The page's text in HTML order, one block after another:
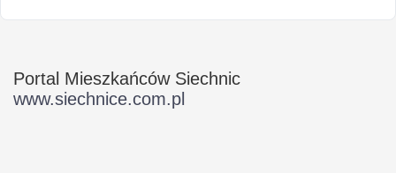
Portal Mieszkańców Siechnic
www.siechnice.com.pl